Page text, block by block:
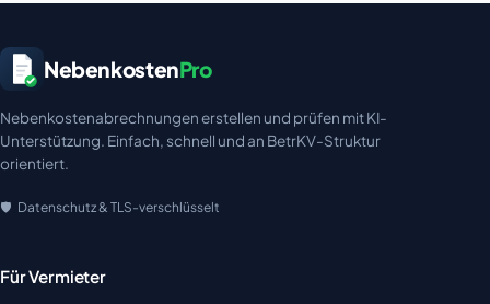
NebenkostenPro
Nebenkostenabrechnungen erstellen und prüfen mit KI-
Unterstützung. Einfach, schnell und an BetrKV-Struktur
orientiert.
Datenschutz & TLS-verschlüsselt
Für Vermieter